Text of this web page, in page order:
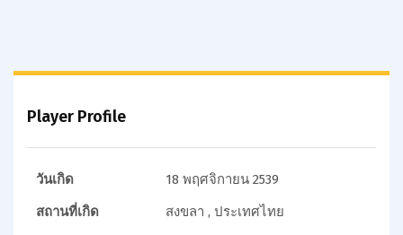
Player Profile
วันเกิด
18 พฤศจิกายน 2539
สถานที่เกิด
สงขลา , ประเทศไทย